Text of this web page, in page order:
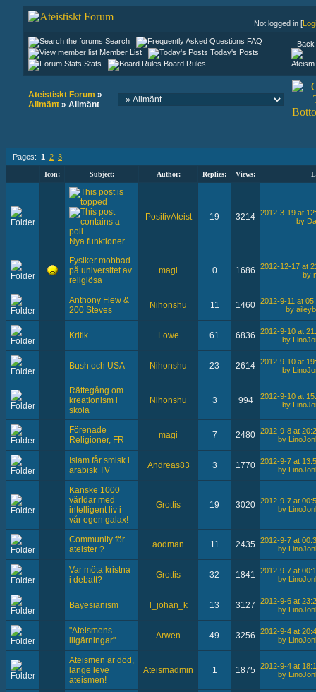
Not logged in [
Search
FAQ
Member List
Today's Posts
Stats
Board Rules
Back
Ateistiskt Forum »
Allmänt» Allmänt
Pages: 1 2 3
Icon: Subject: Author: Replies: Views:
Nya funktioner
PositivAteist 19 3214 2012-3-19 at
by
Fysiker mobbad
på universitet av
religiösa
magi 0 1686
2012-12-17 at
by
Anthony Flew &
200 Steves
Nihonshu 11 1460 2012-9-11 at
by
Kritik Lowe 61 6836
2012-9-10 at
by
Bush och USA Nihonshu 23 2614 2012-9-10 at
by
Rättegång om
kreationism i
skola
Nihonshu 3 994
2012-9-10 at
by
Förenade
Religioner, FR
magi 7 2480 2012-9-8 at
by
Islam får smisk i
arabisk TV
Andreas83 3 1770 2012-9-7 at
by
Kanske 1000
världar med
intelligent liv i
vår egen galax!
Grottis 19 3020 2012-9-7 at
by
Community för
ateister ?
aodman 11 2435 2012-9-7 at
by
Var möta kristna
i debatt?
Grottis 32 1841
2012-9-7 at
by
Bayesianism l_johan_k 13 3127
2012-9-6 at
by
"Ateismens
illgärningar"
Arwen 49 3256
2012-9-4 at
by
Ateismen är död,
länge leve
ateismen!
Ateismadmin 1 1875 2012-9-4 at
by